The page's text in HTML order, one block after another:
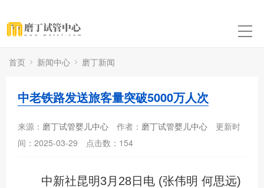
首页 新闻中心 磨丁新闻
中老铁路发送旅客量突破5000万人次
来源： 磨丁试管婴儿中心 作者： 磨丁试管婴儿中心
更新时
间：2025-03-29
点击数： 154
中新社昆明3月28日电 (张伟明 何思远)